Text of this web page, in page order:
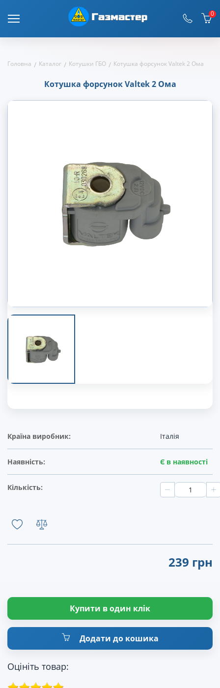
0
Головна Каталог Котушки ГБО Котушка форсунок Valtek 2 Ома
Котушка форсунок Valtek 2 Ома
Країна виробник: Італія
Наявність: Є в наявності
Кількість:
239 грн
Купити в один клік
Додати до кошика
Оцініть товар: